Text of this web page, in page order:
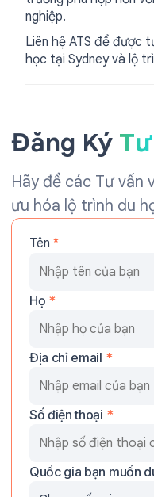
nghiệp.
Liên hệ ATS để được
học tại Sydney và lộ
Đăng Ký
Hãy để các Tư vấn
ưu hóa lộ trình du
Tên *
Họ *
Địa chỉ email *
Số điện thoại *
Quốc gia bạn muốn